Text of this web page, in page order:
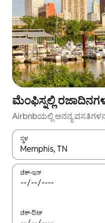
ಮೆಂಫಿಸ್ನಲ್ಲಿ
Airbnbಯಲ್ಲಿ ಅನನ್ಯ
ಸ್ಥಳ
ಫಲಿತಾಂಶಗಳು ಲಭ್ಯವಿರುವಾಗ,
ಚೆಕ್-ಇನ್
ಚೆಕ್-ಔಟ್